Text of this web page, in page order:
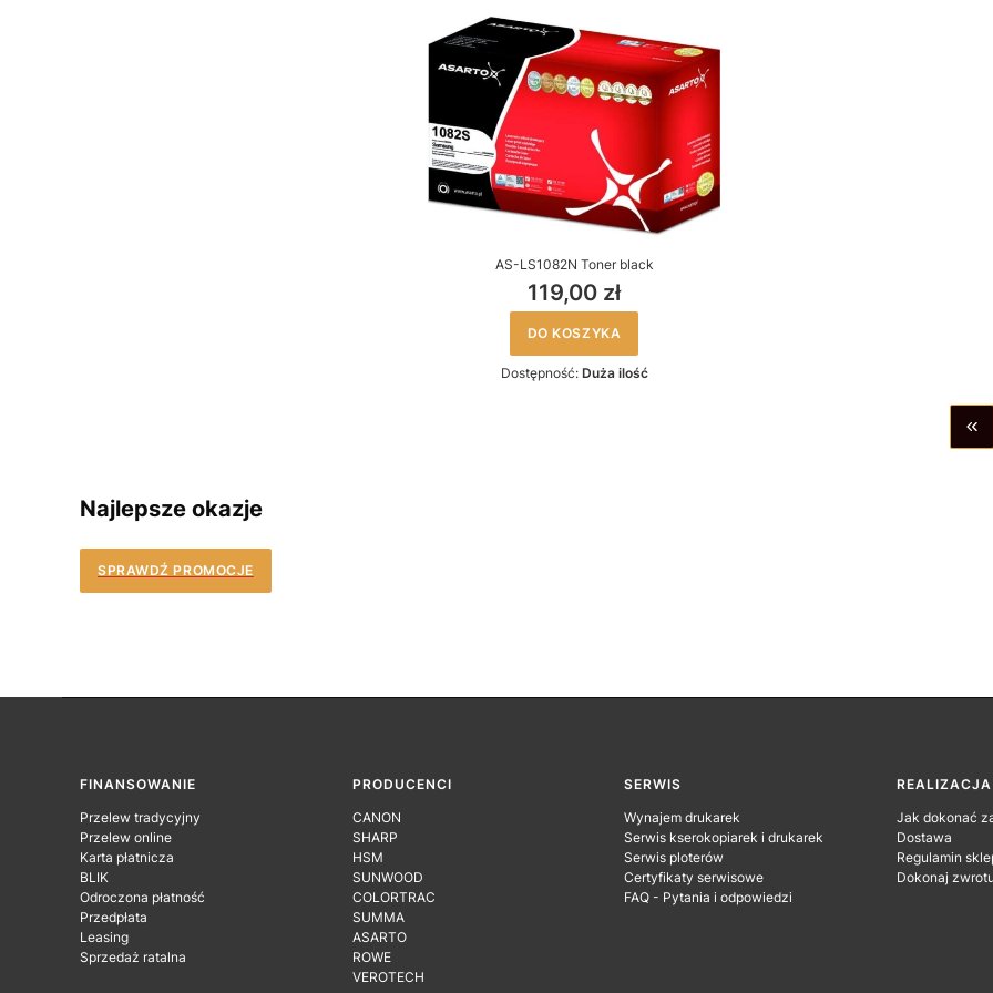
AS-LS1082N Toner black
119,00 zł
DO KOSZYKA
Dostępność: Duża ilość
Najlepsze okazje
SPRAWDŹ PROMOCJE
Linki w stopce
FINANSOWANIE
Przelew tradycyjny
Przelew online
Karta płatnicza
BLIK
Odroczona płatność
Przedpłata
Leasing
Sprzedaż ratalna
PRODUCENCI
CANON
SHARP
HSM
SUNWOOD
COLORTRAC
SUMMA
ASARTO
ROWE
VEROTECH
SERWIS
Wynajem drukarek
Serwis kserokopiarek i drukarek
Serwis ploterów
Certyfikaty serwisowe
FAQ - Pytania i odpowiedzi
Jak dokonać
Dostawa
Regulamin
Dokonaj zwrotu